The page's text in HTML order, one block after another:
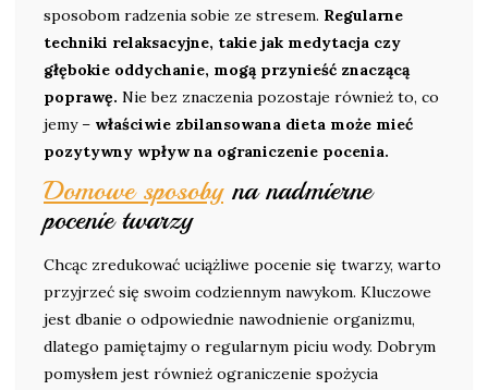
sposobom radzenia sobie ze stresem. Regularne
techniki relaksacyjne, takie jak medytacja czy
głębokie oddychanie, mogą przynieść znaczącą
poprawę. Nie bez znaczenia pozostaje również to, co
jemy – właściwie zbilansowana dieta może mieć
pozytywny wpływ na ograniczenie pocenia.
Domowe sposobyna nadmierne
pocenie twarzy
Chcąc zredukować uciążliwe pocenie się twarzy, warto
przyjrzeć się swoim codziennym nawykom. Kluczowe
jest dbanie o odpowiednie nawodnienie organizmu,
dlatego pamiętajmy o regularnym piciu wody. Dobrym
pomysłem jest również ograniczenie spożycia